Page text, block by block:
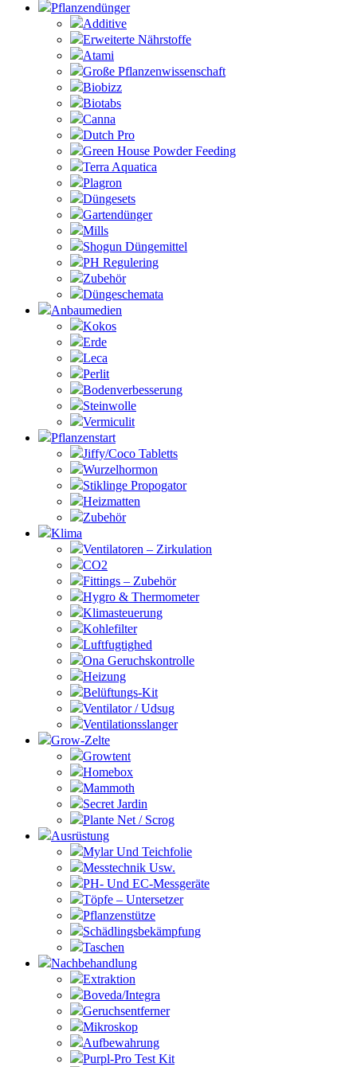
Pflanzendünger
Additive
Erweiterte Nährstoffe
Atami
Große Pflanzenwissenschaft
Biobizz
Biotabs
Canna
Dutch Pro
Green House Powder Feeding
Terra Aquatica
Plagron
Düngesets
Gartendünger
Mills
Shogun Düngemittel
PH Regulering
Zubehör
Düngeschemata
Anbaumedien
Kokos
Erde
Leca
Perlit
Bodenverbesserung
Steinwolle
Vermiculit
Pflanzenstart
Jiffy/Coco Tabletts
Wurzelhormon
Stiklinge Propogator
Heizmatten
Zubehör
Klima
Ventilatoren – Zirkulation
CO2
Fittings – Zubehör
Hygro & Thermometer
Klimasteuerung
Kohlefilter
Luftfugtighed
Ona Geruchskontrolle
Heizung
Belüftungs-Kit
Ventilator / Udsug
Ventilationsslanger
Grow-Zelte
Growtent
Homebox
Mammoth
Secret Jardin
Plante Net / Scrog
Ausrüstung
Mylar Und Teichfolie
Messtechnik Usw.
PH- Und EC-Messgeräte
Töpfe – Untersetzer
Pflanzenstütze
Schädlingsbekämpfung
Taschen
Nachbehandlung
Extraktion
Boveda/Integra
Geruchsentferner
Mikroskop
Aufbewahrung
Purpl-Pro Test Kit